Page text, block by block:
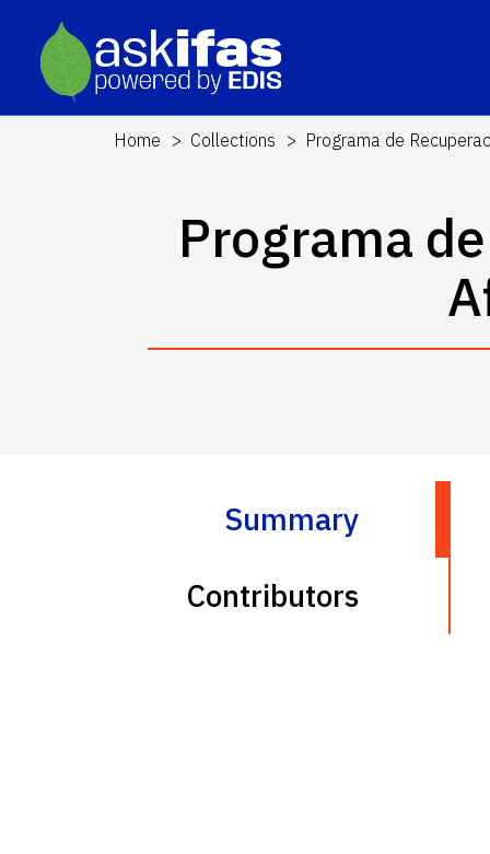
Home Collections Programa de
Programa
Summary
Contributors